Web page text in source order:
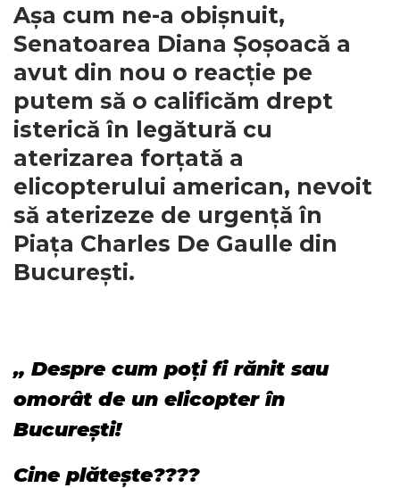
ReddIt Linkedin Telegram
E-mail Print
Așa cum ne-a obișnuit,
Senatoarea Diana Șoșoacă a
avut din nou o reacție pe
putem să o calificăm drept
isterică în legătură cu
aterizarea forțată a
elicopterului american, nevoit
să aterizeze de urgență în
Piața Charles De Gaulle din
București.
„ Despre cum poți fi rănit sau
omorât de un elicopter în
București!
Cine plătește????